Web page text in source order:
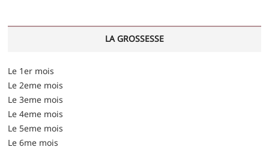
LA GROSSESSE
Le 1er mois
Le 2eme mois
Le 3eme mois
Le 4eme mois
Le 5eme mois
Le 6me mois